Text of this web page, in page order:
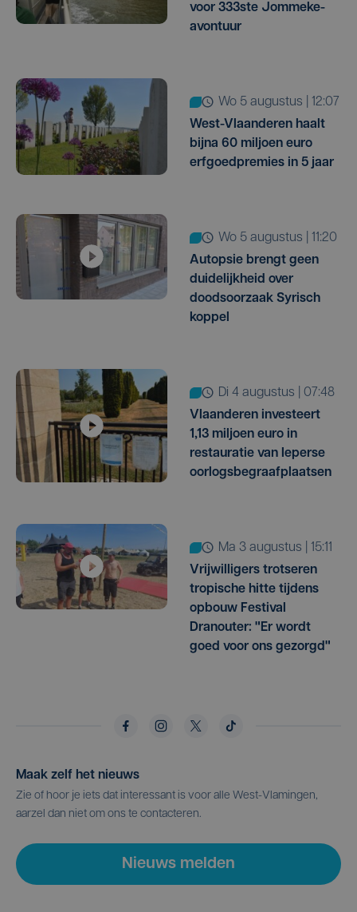
voor 333ste Jommeke-
avontuur
wo 5 augustus | 12:07
West-Vlaanderen haalt
bijna 60 miljoen euro
erfgoedpremies in 5 jaar
wo 5 augustus | 11:20
Autopsie brengt geen
duidelijkheid over
doodsoorzaak Syrisch
koppel
di 4 augustus | 07:48
Vlaanderen investeert
1,13 miljoen euro in
restauratie van Ieperse
oorlogsbegraafplaatsen
ma 3 augustus | 15:11
Vrijwilligers trotseren
tropische hitte tijdens
opbouw Festival
Dranouter: "Er wordt
goed voor ons gezorgd"
Maak zelf het nieuws
Zie of hoor je iets dat interessant is voor alle West-Vlamingen,
aarzel dan niet om ons te contacteren.
Nieuws melden